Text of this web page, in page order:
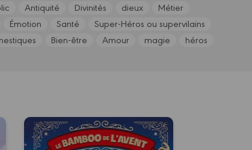
Antiquité Divinités dieux
Métier
Émotion Santé
Super-Héros ou supervilains
Bien-être Amour magie
héros